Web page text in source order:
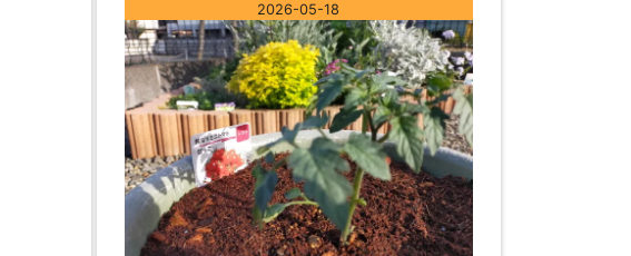
2026-05-18